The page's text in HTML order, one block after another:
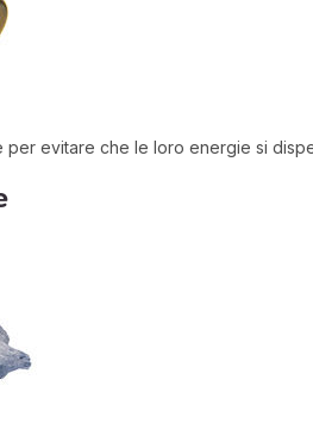
per evitare che le loro energie si